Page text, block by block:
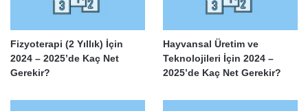
Fizyoterapi (2 Yıllık) İçin
2024 – 2025’de Kaç Net
Gerekir?
Hayvansal Üretim ve
Teknolojileri İçin 2024 –
2025’de Kaç Net Gerekir?